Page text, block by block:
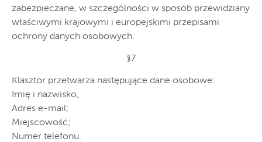
zabezpieczane, w szczególności w sposób przewidziany
właściwymi krajowymi i europejskimi przepisami
ochrony danych osobowych.
§7
Klasztor przetwarza następujące dane osobowe:
Imię i nazwisko;
Adres e-mail;
Miejscowość;
Numer telefonu.